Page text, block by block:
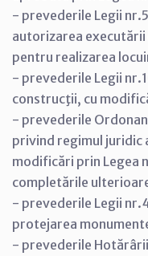
- prevederile Legii
autorizarea
pentru realizarea
- prevederile Legii
construcţii, cu
- prevederile
privind regimul
modificări prin Legea
completările
- prevederile Legii
protejarea
- prevederile